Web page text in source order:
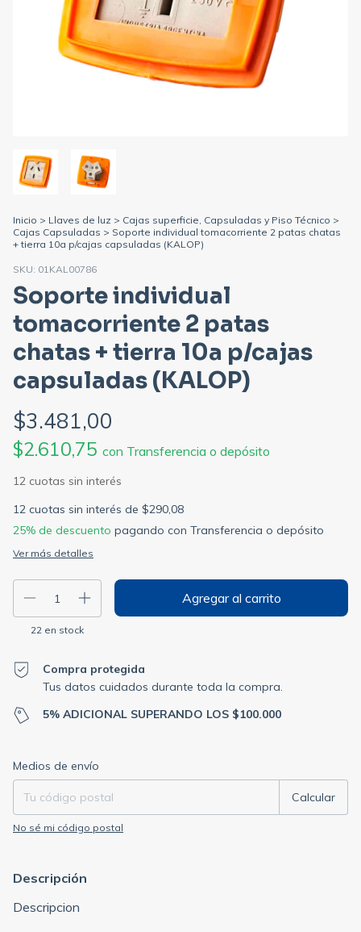
Inicio > Llaves de luz > Cajas superficie, Capsuladas y Piso Técnico >
Cajas Capsuladas > Soporte individual tomacorriente 2 patas chatas
+ tierra 10a p/cajas capsuladas (KALOP)
SKU: 01KAL00786
Soporte individual
tomacorriente 2 patas
chatas + tierra 10a p/cajas
capsuladas (KALOP)
$3.481,00
$2.610,75 con Transferencia o depósito
12 cuotas sin interés de $290,08
25% de descuento pagando con Transferencia o depósito
Ver más detalles
22 en stock
Compra protegida
Tus datos cuidados durante toda la compra.
5% ADICIONAL SUPERANDO LOS $100.000
Entregas para el CP:
Medios de envío
Calcular
No sé mi código postal
Descripción
Descripcion